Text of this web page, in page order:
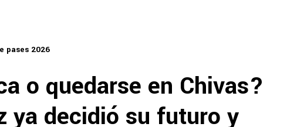
pases 2026
o quedarse en Chivas?
ya decidió su futuro y